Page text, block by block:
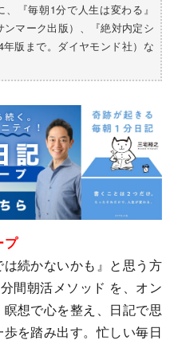
『毎朝1分で人生は変わる』
ンマーク出版）、『絶対内定シ
版まで。ダイヤモンド社）な
プ
は続かないかも』と思う方
間朝活メソッド を、オン
想で心を整え、日記で思
を踏み出す。忙しい毎日